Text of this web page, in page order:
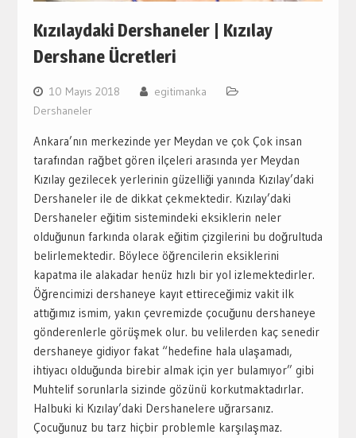
Kızılaydaki Dershaneler | Kızılay
Dershane Ücretleri
10 Mayıs 2018
egitimanka
Dershaneler
Ankara’nın merkezinde yer Meydan ve çok Çok insan
tarafından rağbet gören ilçeleri arasında yer Meydan
Kızılay gezilecek yerlerinin güzelliği yanında Kızılay’daki
Dershaneler ile de dikkat çekmektedir. Kızılay’daki
Dershaneler eğitim sistemindeki eksiklerin neler
olduğunun farkında olarak eğitim çizgilerini bu doğrultuda
belirlemektedir. Böylece öğrencilerin eksiklerini
kapatma ile alakadar henüz hızlı bir yol izlemektedirler.
Öğrencimizi dershaneye kayıt ettireceğimiz vakit ilk
attığımız ismim, yakın çevremizde çocuğunu dershaneye
gönderenlerle görüşmek olur. bu velilerden kaç senedir
dershaneye gidiyor fakat “hedefine hala ulaşamadı,
ihtiyacı olduğunda birebir almak için yer bulamıyor” gibi
Muhtelif sorunlarla sizinde gözünü korkutmaktadırlar.
Halbuki ki Kızılay’daki Dershanelere uğrarsanız.
Çocuğunuz bu tarz hiçbir problemle karşılaşmaz.